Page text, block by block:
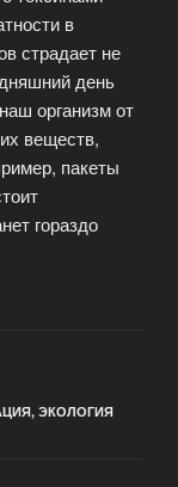
в
страдает не
день
организм от
веществ,
пакеты
гораздо
, ЭКОЛОГИЯ